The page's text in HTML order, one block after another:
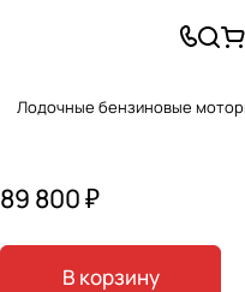
Лодочные бензиновые
89 800 ₽
В корзину